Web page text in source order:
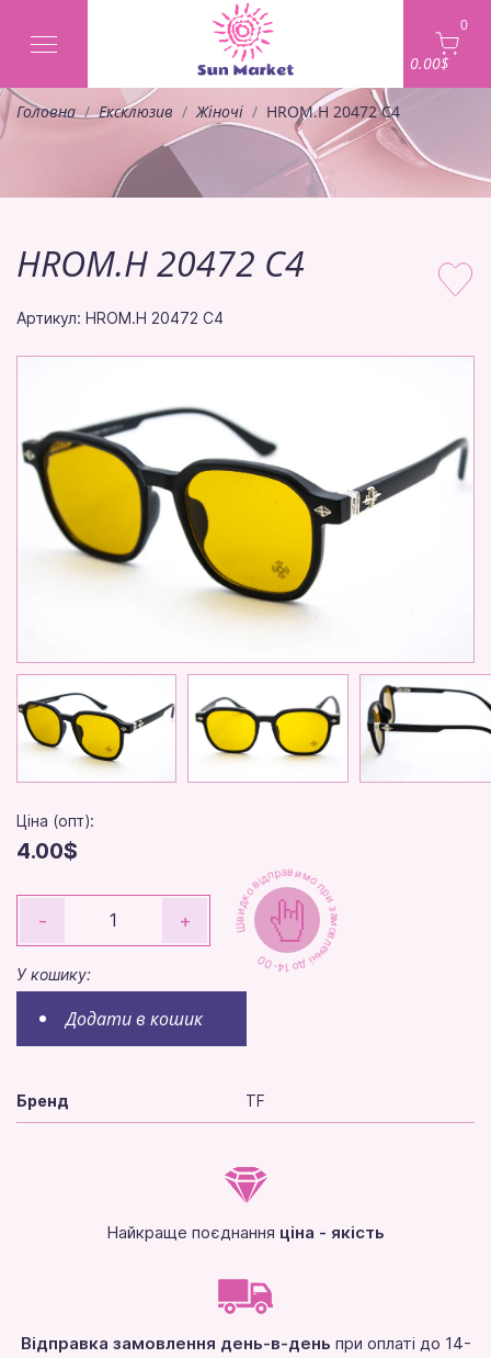
0
0.00$
Головна Ексклюзив Жіночі HROM.H 20472 C4
HROM.H 20472 C4
Артикул: HROM.H 20472 C4
Ціна (опт):
4.00$
- +
У кошику:
Додати в кошик
Швидко відправимо при замовленні до 14-00
Бренд TF
Найкраще поєднання ціна - якість
Відправка замовлення день-в-день при оплаті до 14-